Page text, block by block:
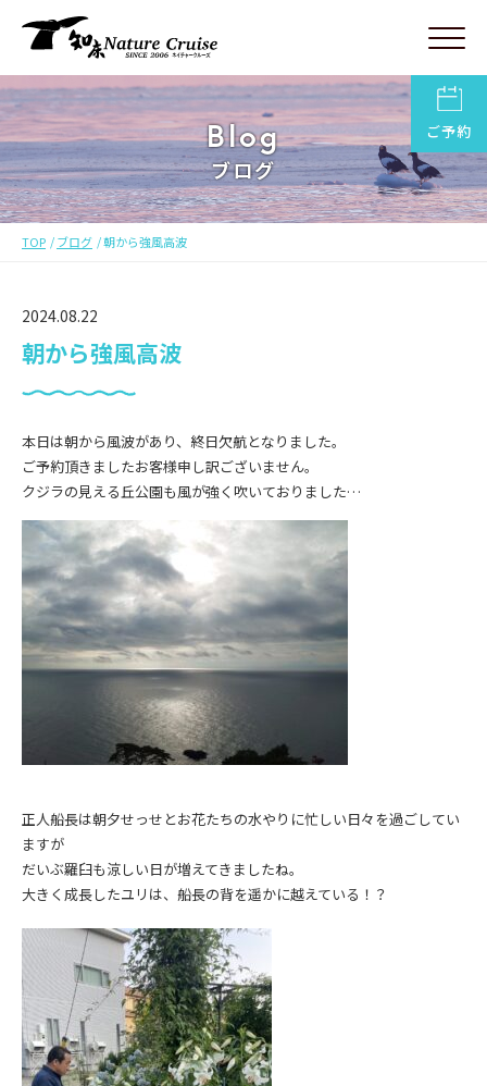
ご予約
Blog
ブログ
TOP ブログ 朝から強風高波
2024.08.22
朝から強風高波
本日は朝から風波があり、終日欠航となりました。
ご予約頂きましたお客様申し訳ございません。
クジラの見える丘公園も風が強く吹いておりました…
正人船長は朝夕せっせとお花たちの水やりに忙しい日々を過ごしてい
ますが
だいぶ羅臼も涼しい日が増えてきましたね。
大きく成長したユリは、船長の背を遥かに越えている！？